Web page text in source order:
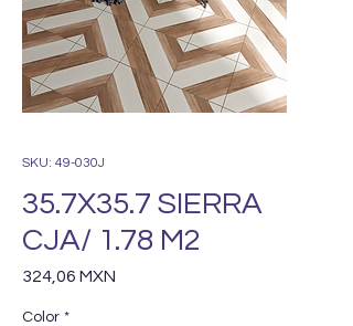
SKU: 49-030J
35.7X35.7 SIERRA
CJA/ 1.78 M2
324,06 MXN
Color *